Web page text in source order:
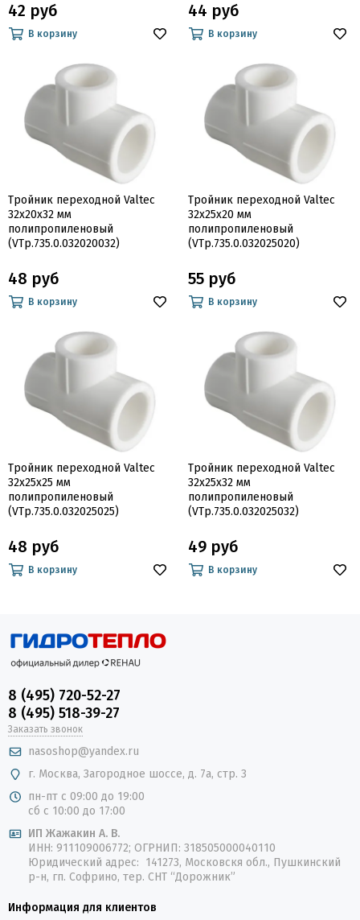
42 руб
В корзину
44 руб
В корзину
Тройник переходной Valtec
32х20х32 мм
полипропиленовый
(VTp.735.0.032020032)
48 руб
В корзину
Тройник переходной Valtec
32х25х20 мм
полипропиленовый
(VTp.735.0.032025020)
55 руб
В корзину
Тройник переходной Valtec
32х25х25 мм
полипропиленовый
(VTp.735.0.032025025)
48 руб
В корзину
Тройник переходной Valtec
32х25х32 мм
полипропиленовый
(VTp.735.0.032025032)
49 руб
В корзину
8 (495) 720-52-27
8 (495) 518-39-27
Заказать звонок
nasoshop@yandex.ru
г. Москва, Загородное шоссе, д. 7а, стр. 3
пн-пт с 09:00 до 19:00
сб с 10:00 до 17:00
ИП Жажакин А. В.
ИНН: 911109006772; ОГРНИП: 318505000040110
Юридический адрес: 141273, Московскя обл., Пушкинский
р-н, гп. Софрино, тер. СНТ “Дорожник”
Информация для клиентов